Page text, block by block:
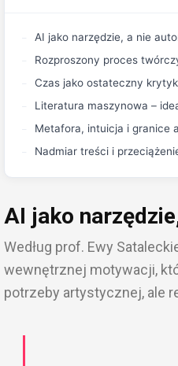
AI jako narzędzie, a nie
Rozproszony proces
Czas jako ostateczny
Literatura maszynowa –
Metafora, intuicja i granice
Nadmiar treści i
AI jako
Według prof. Ewy
wewnętrznej motywacji,
potrzeby artystycznej, ale